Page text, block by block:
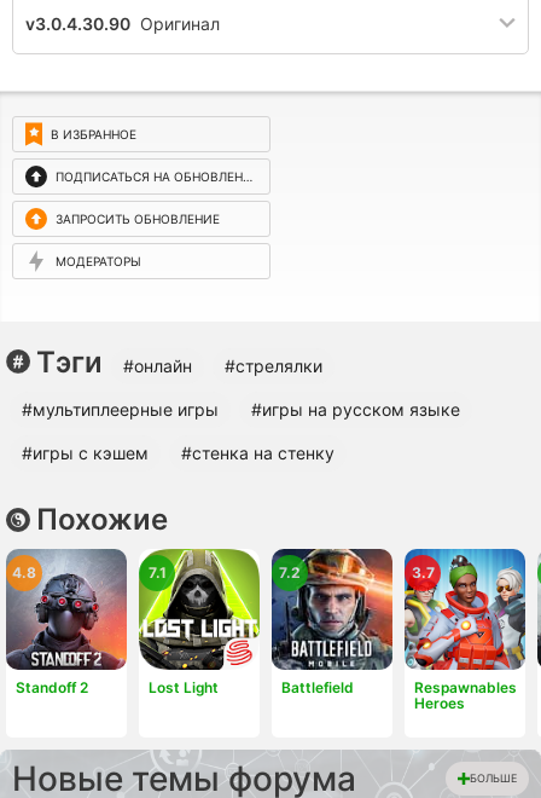
v3.0.4.30.90 Оригинал
В ИЗБРАННОЕ
ПОДПИСАТЬСЯ НА ОБНОВЛЕНИЯ
ЗАПРОСИТЬ ОБНОВЛЕНИЕ
МОДЕРАТОРЫ
Тэги #онлайн #стрелялки
#мультиплеерные игры #игры на русском языке
#игры с кэшем #стенка на стенку
Похожие
Standoff 2
4.8
Lost Light
7.1
Battlefield
7.2
Respawnables
Heroes
3.7
Новые темы форума БОЛЬШЕ